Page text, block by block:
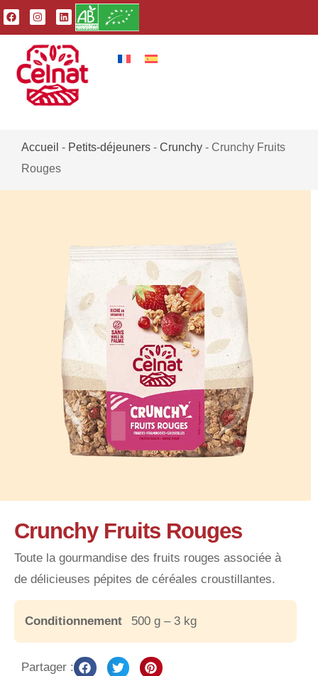
Accueil - Petits-déjeuners - Crunchy - Crunchy Fruits
Rouges
Crunchy Fruits Rouges
Toute la gourmandise des fruits rouges associée à
de délicieuses pépites de céréales croustillantes.
Conditionnement 500 g – 3 kg
Partager :